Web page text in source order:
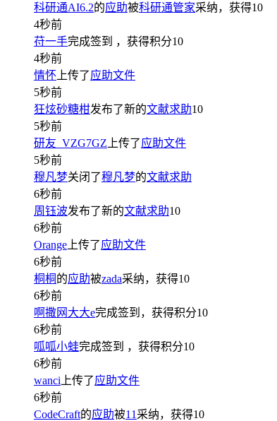
科研通AI6.2的应助被科研通管家采纳，获得10
4秒前
苻一手完成签到 ，获得积分10
4秒前
情怀 上传了应助文件
5秒前
狂炫砂糖柑发布了新的文献求助10
5秒前
研友_VZG7GZ 上传了应助文件
5秒前
穆凡梦关闭了穆凡梦的文献求助
6秒前
周钰波发布了新的文献求助10
6秒前
Orange 上传了应助文件
6秒前
桐桐 的应助被zada采纳，获得10
6秒前
啊撒网大大e完成签到，获得积分10
6秒前
呱呱小蛙完成签到 ，获得积分10
6秒前
wanci 上传了应助文件
6秒前
CodeCraft的应助被11 采纳，获得10